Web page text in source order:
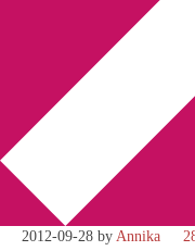
You are here:
september – 1 oktober
september
2012-09-28 by Annika